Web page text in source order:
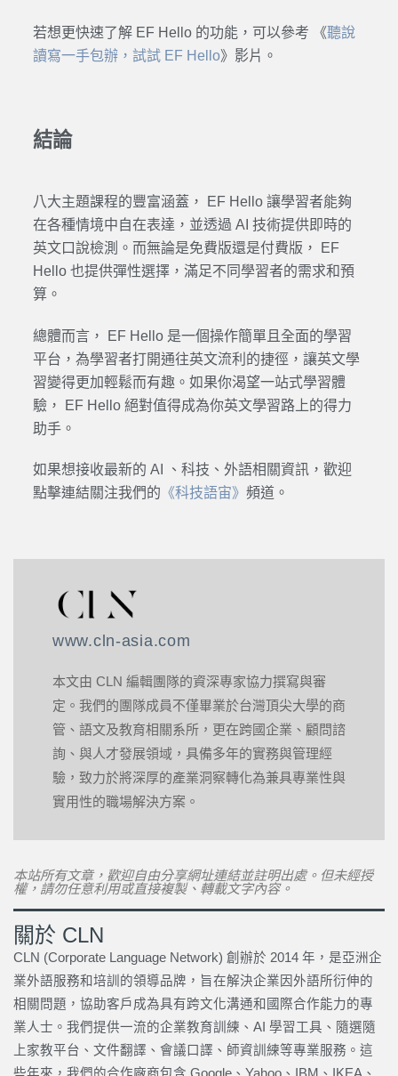
若想更快速了解 EF Hello 的功能，可以參考 《聽說
讀寫一手包辦，試試 EF Hello》影片。
結論
八大主題課程的豐富涵蓋， EF Hello讓學習者能夠
在各種情境中自在表達，並透過 AI 技術提供即時的
英文口說檢測。而無論是免費版還是付費版，
EF
Hello 也提供彈性選擇，滿足不同學習者的需求和預
算。
總體而言， EF Hello是一個操作簡單且全面的學習
平台，為學習者打開通往英文流利的捷徑，讓英文學
習變得更加輕鬆而有趣。如果你渴望一站式學習體
驗，
EF Hello絕對值得成為你英文學習路上的得力
助手。
如果想接收最新的 AI
、科技、外語相關資訊，歡迎
點擊連結關注我們的 《科技語宙》 頻道。
www.cln-asia.com
本文由 CLN 編輯團隊的資深專家協力撰寫與審
定。我們的團隊成員不僅畢業於台灣頂尖大學的商
管、語文及教育相關系所，更在跨國企業、顧問諮
詢、與人才發展領域，具備多年的實務與管理經
驗，致力於將深厚的產業洞察轉化為兼具專業性與
實用性的職場解決方案。
本站所有文章，歡迎自由分享網址連結並註明出處。但未經授
權，請勿任意利用或直接複製、轉載文字內容。
關於 CLN
CLN (Corporate Language Network) 創辦於 2014 年，是亞洲企
業外語服務和培訓的領導品牌，旨在解決企業因外語所衍伸的
相關問題，協助客戶成為具有跨文化溝通和國際合作能力的專
業人士。我們提供一流的企業教育訓練、AI 學習工具、隨選隨
上家教平台、文件翻譯、會議口譯、師資訓練等專業服務。這
些年來，我們的合作廠商包含 Google、Yahoo、IBM、IKEA、